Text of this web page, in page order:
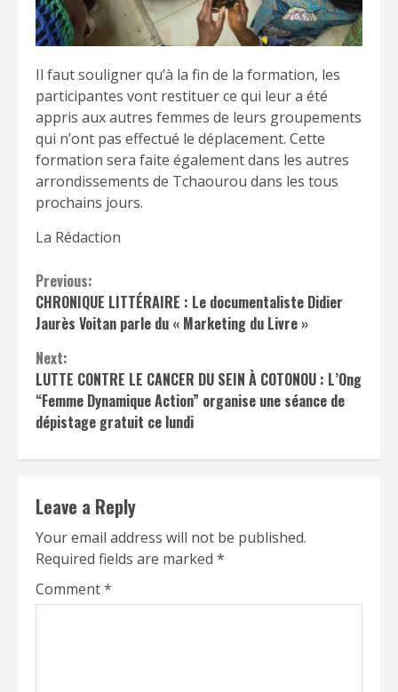
Il faut souligner qu’à la fin de la formation, les
participantes vont restituer ce qui leur a été
appris aux autres femmes de leurs groupements
qui n’ont pas effectué le déplacement. Cette
formation sera faite également dans les autres
arrondissements de Tchaourou dans les tous
prochains jours.
La Rédaction
Continue
Reading
Previous:
CHRONIQUE LITTÉRAIRE : Le documentaliste Didier
Jaurès Voitan parle du « Marketing du Livre »
Next:
LUTTE CONTRE LE CANCER DU SEIN À COTONOU : L’Ong
“Femme Dynamique Action” organise une séance de
dépistage gratuit ce lundi
Leave a Reply
Your email address will not be published.
Required fields are marked *
Comment*